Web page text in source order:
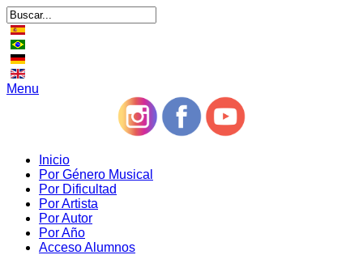
Menu
Inicio
Por Género Musical
Por Dificultad
Por Artista
Por Autor
Por Año
Acceso Alumnos